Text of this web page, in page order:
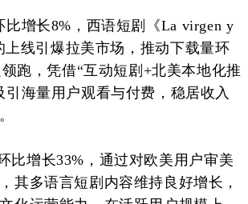
增长8%， 西语短剧《La virgen y
线引爆拉美市场，推动下载量环
跑，凭借“互动短剧+北美本地化推
引海量用户观看与付费，稳居收入
比增长33%，通过对欧美用户审美
其多语言短剧内容维持良好增长，